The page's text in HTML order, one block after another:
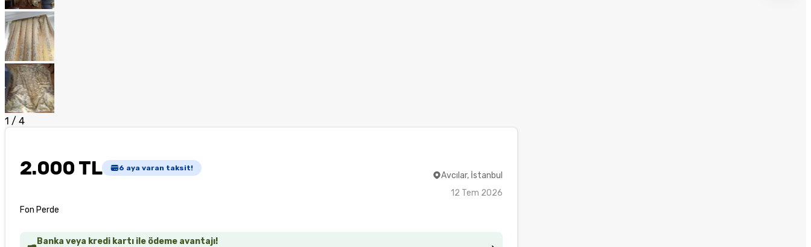
1 / 4
2.000 TL 6 aya varan taksit!
Fon Perde
Avcılar, İstanbul
12 Tem 2026
Banka veya kredi kartı ile ödeme avantajı!